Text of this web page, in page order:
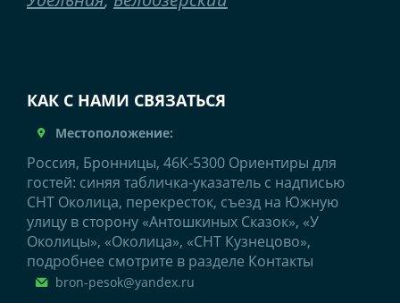
КАК С НАМИ СВЯЗАТЬСЯ
Местоположение:
Россия, Бронницы, 46К-5300 Ориентиры для
гостей: синяя табличка-указатель с надписью
СНТ Околица, перекресток, съезд на Южную
улицу в сторону «Антошкиных Сказок», «У
Околицы», «Околица», «СНТ Кузнецово»,
подробнее смотрите в разделе Контакты
bron-pesok@yandex.ru